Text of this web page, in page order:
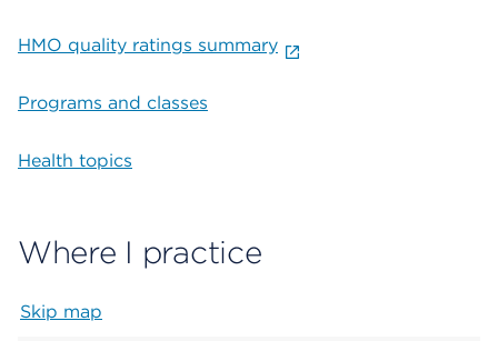
HMO quality ratings summary
Programs and classes
Health topics
Where I practice
Skip map